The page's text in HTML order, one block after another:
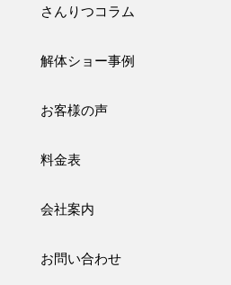
さんりつコラム
解体ショー事例
お客様の声
料金表
会社案内
お問い合わせ